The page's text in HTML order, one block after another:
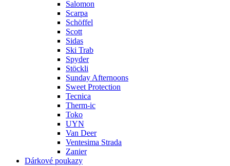
Salomon
Scarpa
Schöffel
Scott
Sidas
Ski Trab
Spyder
Stöckli
Sunday Afternoons
Sweet Protection
Tecnica
Therm-ic
Toko
UYN
Van Deer
Ventesima Strada
Zanier
Dárkové poukazy